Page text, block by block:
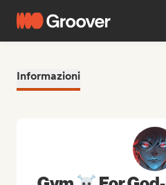
Informazioni